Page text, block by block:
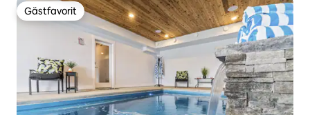
Gästfavorit
Gästfavorit